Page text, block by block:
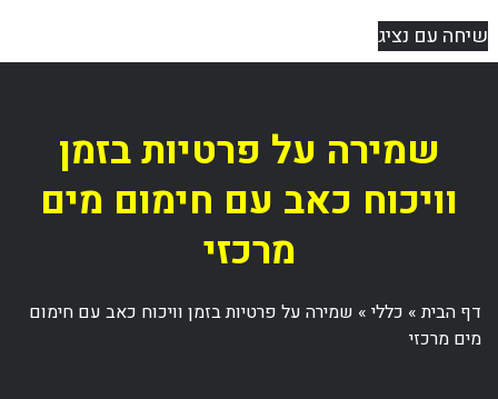
שיחה עם נציג
שמירה על פרטיות בזמן
וויכוח כאב עם חימום מים
מרכזי
דף הבית» כללי» שמירה על פרטיות בזמן וויכוח כאב עם חימום
מים מרכזי